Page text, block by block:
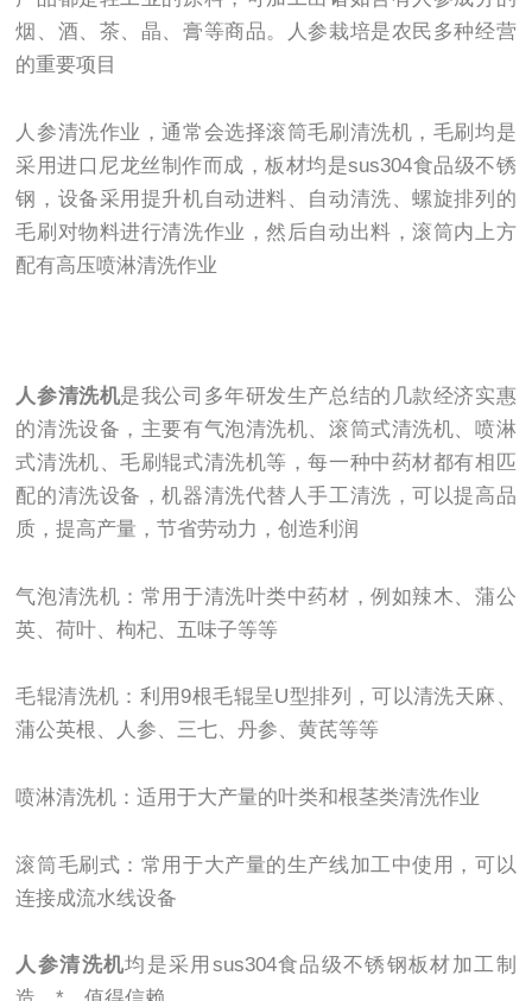
烟、酒、茶、晶、膏等商品。人参栽培是农民多种经营
的重要项目
人参清洗作业，通常会选择滚筒毛刷清洗机，毛刷均是
采用进口尼龙丝制作而成，板材均是sus304食品级不锈
钢，设备采用提升机自动进料、自动清洗、螺旋排列的
毛刷对物料进行清洗作业，然后自动出料，滚筒内上方
配有高压喷淋清洗作业
人参清洗机是我公司多年研发生产总结的几款经济实惠
的清洗设备，主要有气泡清洗机、滚筒式清洗机、喷淋
式清洗机、毛刷辊式清洗机等，每一种中药材都有相匹
配的清洗设备，机器清洗代替人手工清洗，可以提高品
质，提高产量，节省劳动力，创造利润
气泡清洗机：常用于清洗叶类中药材，例如辣木、蒲公
英、荷叶、枸杞、五味子等等
毛辊清洗机：利用9根毛辊呈U型排列，可以清洗天麻、
蒲公英根、人参、三七、丹参、黄芪等等
喷淋清洗机：适用于大产量的叶类和根茎类清洗作业
滚筒毛刷式：常用于大产量的生产线加工中使用，可以
连接成流水线设备
人参清洗机均是采用sus304食品级不锈钢板材加工制